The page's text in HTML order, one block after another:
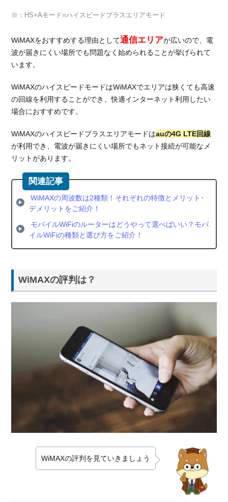
※：HS+Aモード=ハイスピードプラスエリアモード
WiMAXをおすすめする理由として通信エリアが広いので、電
波が届きにくい場所でも問題なく始められることが挙げられて
います。
WiMAXのハイスピードモードはWiMAXでエリアは狭くても高速
の回線を利用することができ、快適インターネット利用したい
場合におすすめです。
WiMAXのハイスピードプラスエリアモードはauの4G LTE回線
が利用でき、電波が届きにくい場所でもネット接続が可能なメ
リットがあります。
WiMAXの周波数は2種類！それぞれの特徴とメリット･
デメリットをご紹介！
モバイルWiFiのルーターはどうやって選べばいい？モバ
イルWiFiの種類と選び方をご紹介！
WiMAXの評判は？
WiMAXの評判を見ていきましょう